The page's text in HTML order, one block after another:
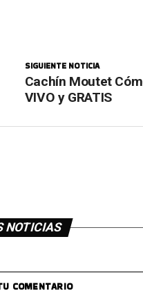
SIGUIENTE NOTICIA
Cachín Moutet
VIVO y GRATIS
NOTICIAS
COMENTARIO